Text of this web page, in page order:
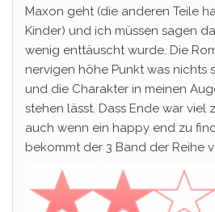
Maxon geht (die anderen Teile
Kinder) und ich müssen sagen
wenig enttäuscht wurde. Die
nervigen höhe Punkt was nichts
und die Charakter in meinen
stehen lässt. Dass Ende war viel
auch wenn ein happy end zu
bekommt der 3 Band der Reihe